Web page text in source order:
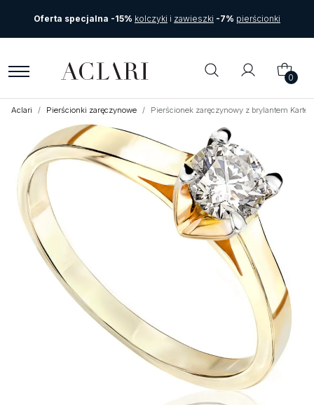
Oferta specjalna -15% kolczyki i zawieszki -7% pierścionki
0
Aclari Pierścionki zaręczynowe Pierścionek zaręczynowy z brylantem